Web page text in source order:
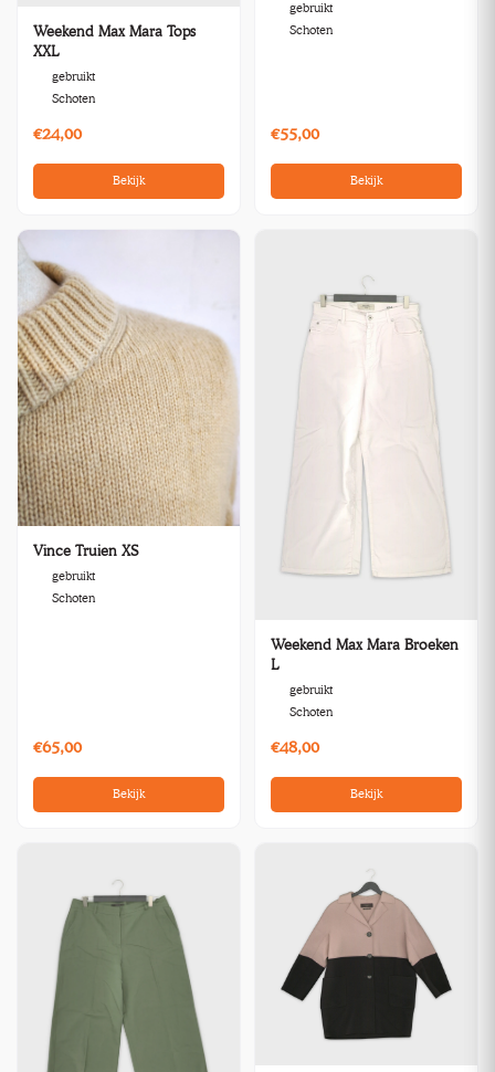
Weekend Max Mara Tops
XXL
gebruikt
Schoten
€24,00
Bekijk
gebruikt
Schoten
€55,00
Bekijk
Vince Truien XS
gebruikt
Schoten
€65,00
Bekijk
Weekend Max Mara Broeken
L
gebruikt
Schoten
€48,00
Bekijk